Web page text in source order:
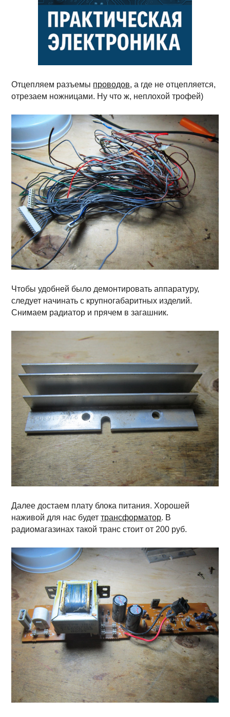
Отцепляем разъемы проводов, а где не отцепляется,
отрезаем ножницами. Ну что ж, неплохой трофей)
Чтобы удобней было демонтировать аппаратуру,
следует начинать с крупногабаритных изделий.
Снимаем радиатор и прячем в загашник.
Далее достаем плату блока питания. Хорошей
наживой для нас будеттрансформатор. В
радиомагазинах такой транс стоит от 200 руб.